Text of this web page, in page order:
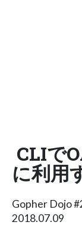
CLIで
に利用
Gopher Dojo
2018.07.09